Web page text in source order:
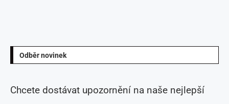
články? Zadejte níže (do kolonky
) svůj
Odhlásit se můžete kdykoliv, kliknutím na